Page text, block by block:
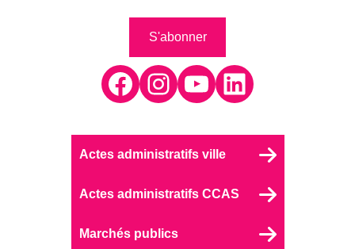
S'abonner
Facebook Instagram YouTube LinkedIn
Actes administratifs ville
Actes administratifs CCAS
Marchés publics